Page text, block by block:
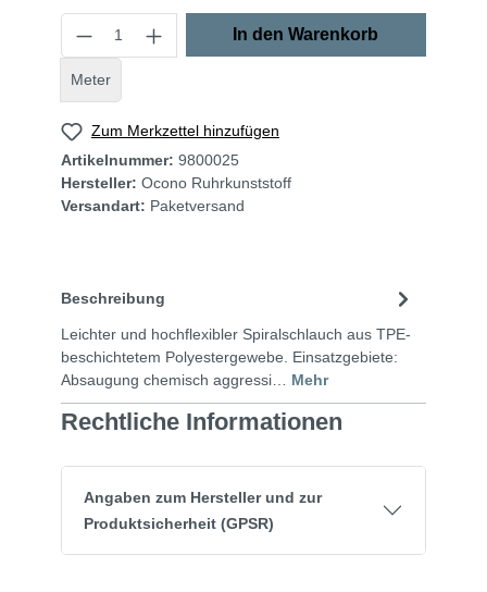
Meter
In den Warenkorb
Zum Merkzettel hinzufügen
Artikelnummer: 9800025
Hersteller: Ocono Ruhrkunststoff
Versandart: Paketversand
Beschreibung
Leichter und hochflexibler Spiralschlauch aus TPE-
beschichtetem Polyestergewebe. Einsatzgebiete:
Absaugung chemisch aggressi… Mehr
Rechtliche Informationen
Angaben zum Hersteller und zur
Produktsicherheit (GPSR)